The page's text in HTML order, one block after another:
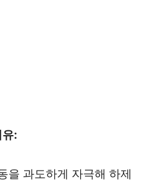
유:
을 과도하게 자극해 하제